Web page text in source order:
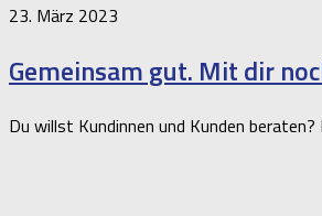
23. März 2023
Gemeinsam gut. Mit dir
Du willst Kundinnen und Kunden